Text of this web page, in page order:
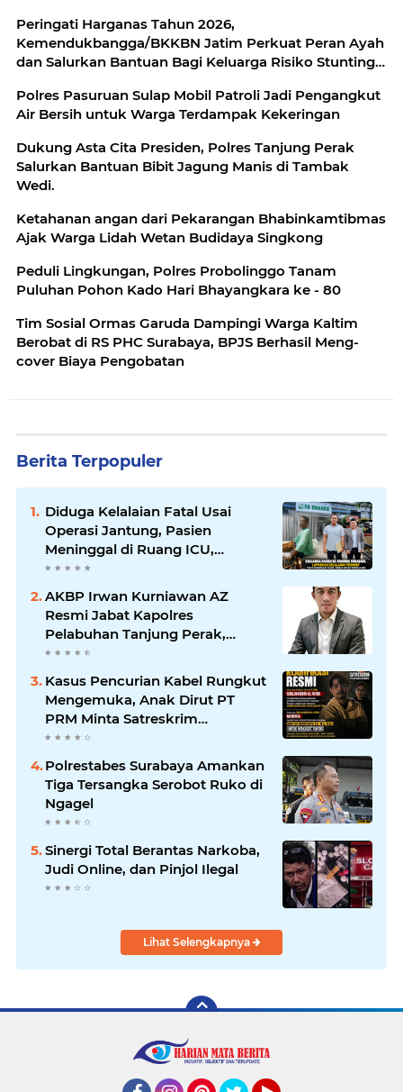
Peringati Harganas Tahun 2026,
Kemendukbangga/BKKBN Jatim Perkuat Peran Ayah
dan Salurkan Bantuan Bagi Keluarga Risiko Stunting
Polres Pasuruan Sulap Mobil Patroli Jadi Pengangkut
Air Bersih untuk Warga Terdampak Kekeringan
Dukung Asta Cita Presiden, Polres Tanjung Perak
Salurkan Bantuan Bibit Jagung Manis di Tambak
Wedi.
Ketahanan angan dari Pekarangan Bhabinkamtibmas
Ajak Warga Lidah Wetan Budidaya Singkong
Peduli Lingkungan, Polres Probolinggo Tanam
Puluhan Pohon Kado Hari Bhayangkara ke - 80
Tim Sosial Ormas Garuda Dampingi Warga Kaltim
Berobat di RS PHC Surabaya, BPJS Berhasil Meng-
cover Biaya Pengobatan
Berita Terpopuler
Diduga Kelalaian Fatal Usai
Operasi Jantung, Pasien
Meninggal di Ruang ICU,
Keluarga Tuntut RSUD dr.
Jawab
AKBP Irwan Kurniawan AZ
Resmi Jabat Kapolres
Pelabuhan Tanjung Perak,
Pimpinan Redaksi
Sampaikan Ucapan Selamat
Kasus Pencurian Kabel Rungkut
Mengemuka, Anak Dirut PT
PRM Minta Satreskrim
Polrestabes Surabaya Usut
Polrestabes Surabaya Amankan
Tiga Tersangka Serobot Ruko di
Ngagel
Sinergi Total Berantas Narkoba,
Judi Online, dan Pinjol Ilegal
Lihat Selengkapnya